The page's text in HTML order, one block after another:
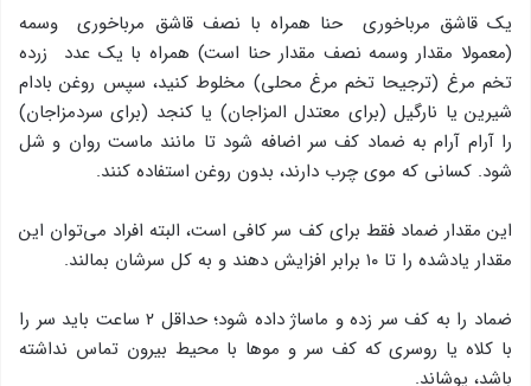
یک قاشق مرباخوری حنا همراه با نصف قاشق مرباخوری وسمه
(معمولا مقدار وسمه نصف مقدار حنا است) همراه با یک عدد زرده
تخم‌ مرغ (ترجیحا تخم مرغ محلی) مخلوط کنید، سپس روغن بادام
شیرین یا نارگیل (برای معتدل المزاجان) یا کنجد (برای سردمزاجان)
را آرام آرام به ضماد کف سر اضافه شود تا مانند ماست روان و شل
شود. کسانی که موی چرب دارند، بدون روغن استفاده کنند.
این مقدار ضماد فقط برای کف سر کافی است، البته افراد می‌توان این
مقدار یادشده را تا ۱۰ برابر افزایش دهند و به کل سرشان بمالند.
ضماد را به کف سر زده و ماساژ داده شود؛ حداقل ۲ ساعت باید سر را
با کلاه یا روسری که کف سر و موها با محیط بیرون تماس نداشته
باشد، پوشاند.